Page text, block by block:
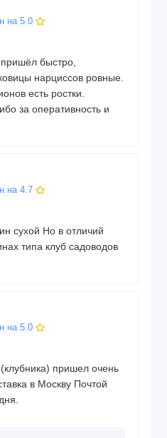
на 5.0
быстро,
нарциссов ровные.
есть ростки.
за оперативность и
на 4.7
сухой Но в отличий
типа клуб садоводов
на 5.0
пришел очень
в Москву Почтой